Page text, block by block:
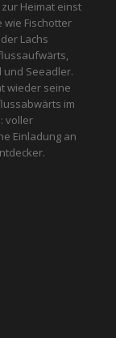
Heimat einst
Fischotter
Lachs
und See­adler.
wieder seine
im
voller
Einladung an